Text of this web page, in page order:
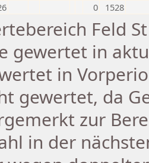
0 1528
Feld
gewertet in
in
gewertet, da
zur
in der